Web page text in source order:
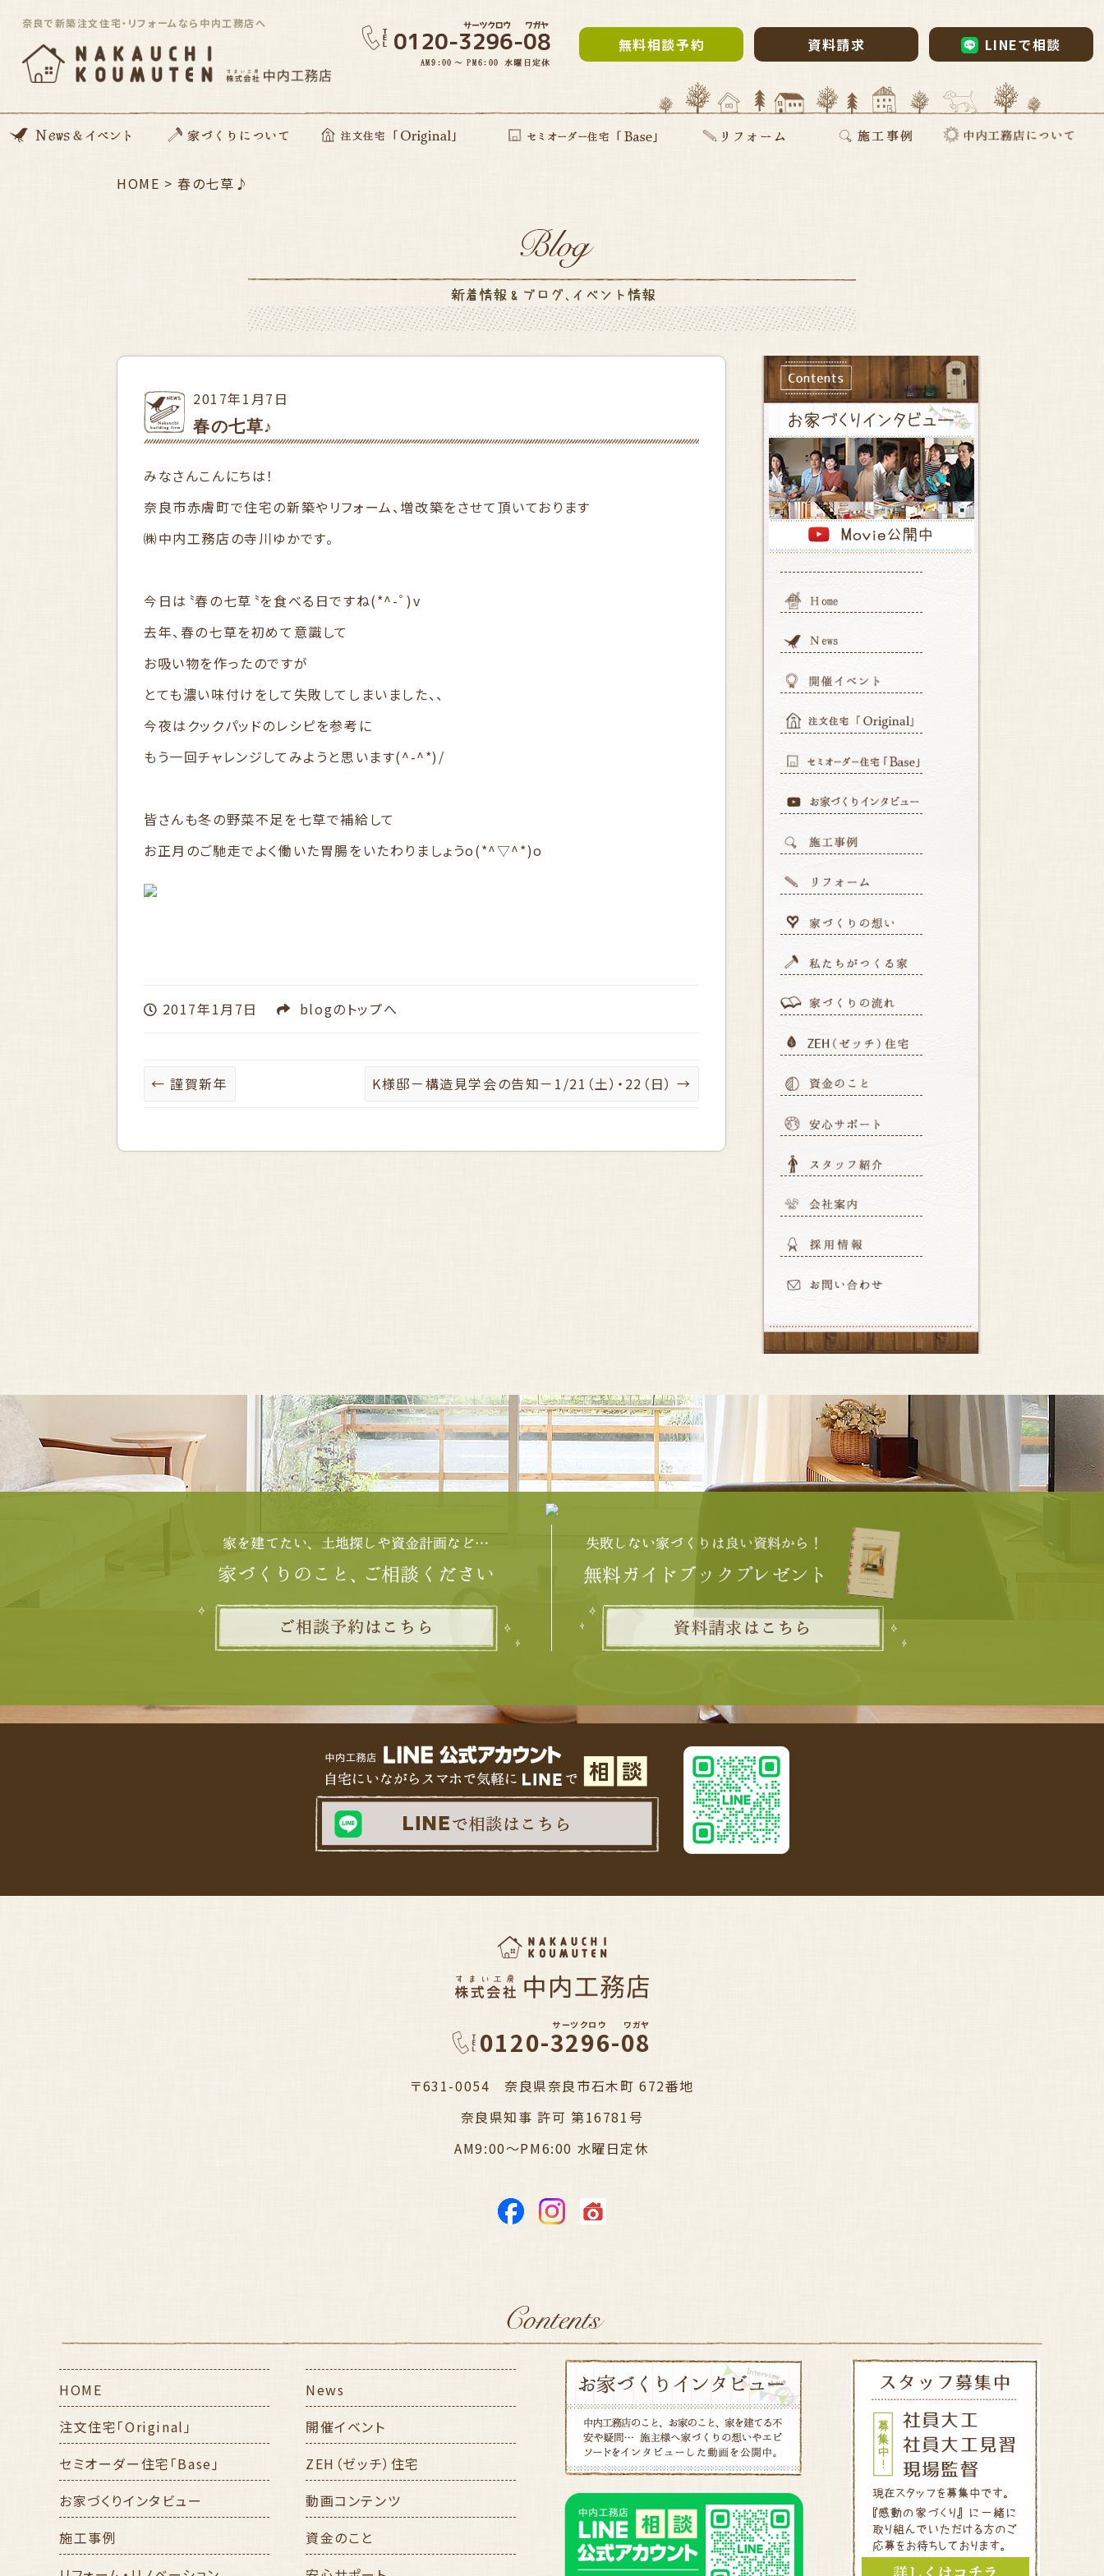
奈良で新築注文住宅・リフォームなら中内工務店へ
無料相談予約 資料請求 LINEで相談
住んでる住まい見学会 家づくりの想い
動画コンテンツ
私たちがつくる家
家づくりの流れ
ZEH住宅
SDGsへの取り組み
資金のこと
安心サポート
HOME >春の七草♪
2017年1月7日
春の七草♪
みなさんこんにちは！
奈良市赤膚町で住宅の新築やリフォーム、増改築をさせて頂いております
㈱中内工務店の寺川ゆかです。
今日は〝春の七草〝を食べる日ですね(*^-ﾟ)v
去年、春の七草を初めて意識して
お吸い物を作ったのですが
とても濃い味付けをして失敗してしまいました、、
今夜はクックパッドのレシピを参考に
もう一回チャレンジしてみようと思います(^-^*)/
皆さんも冬の野菜不足を七草で補給して
お正月のご馳走でよく働いた胃腸をいたわりましょうo(*^▽^*)o
2017年1月7日 blogのトップへ
← 謹賀新年 K様邸－構造見学会の告知－1/21（土）・22（日）→
0120-3296-08
サーツクロウ ワガヤ
〒631-0054 奈良県奈良市石木町 672番地
奈良県知事 許可 第16781号
AM9:00～PM6:00 水曜日定休
HOME
注文住宅「Original」
セミオーダー住宅「Base」
お家づくりインタビュー
施工事例
News
開催イベント
ZEH（ゼッチ）住宅
動画コンテンツ
資金のこと